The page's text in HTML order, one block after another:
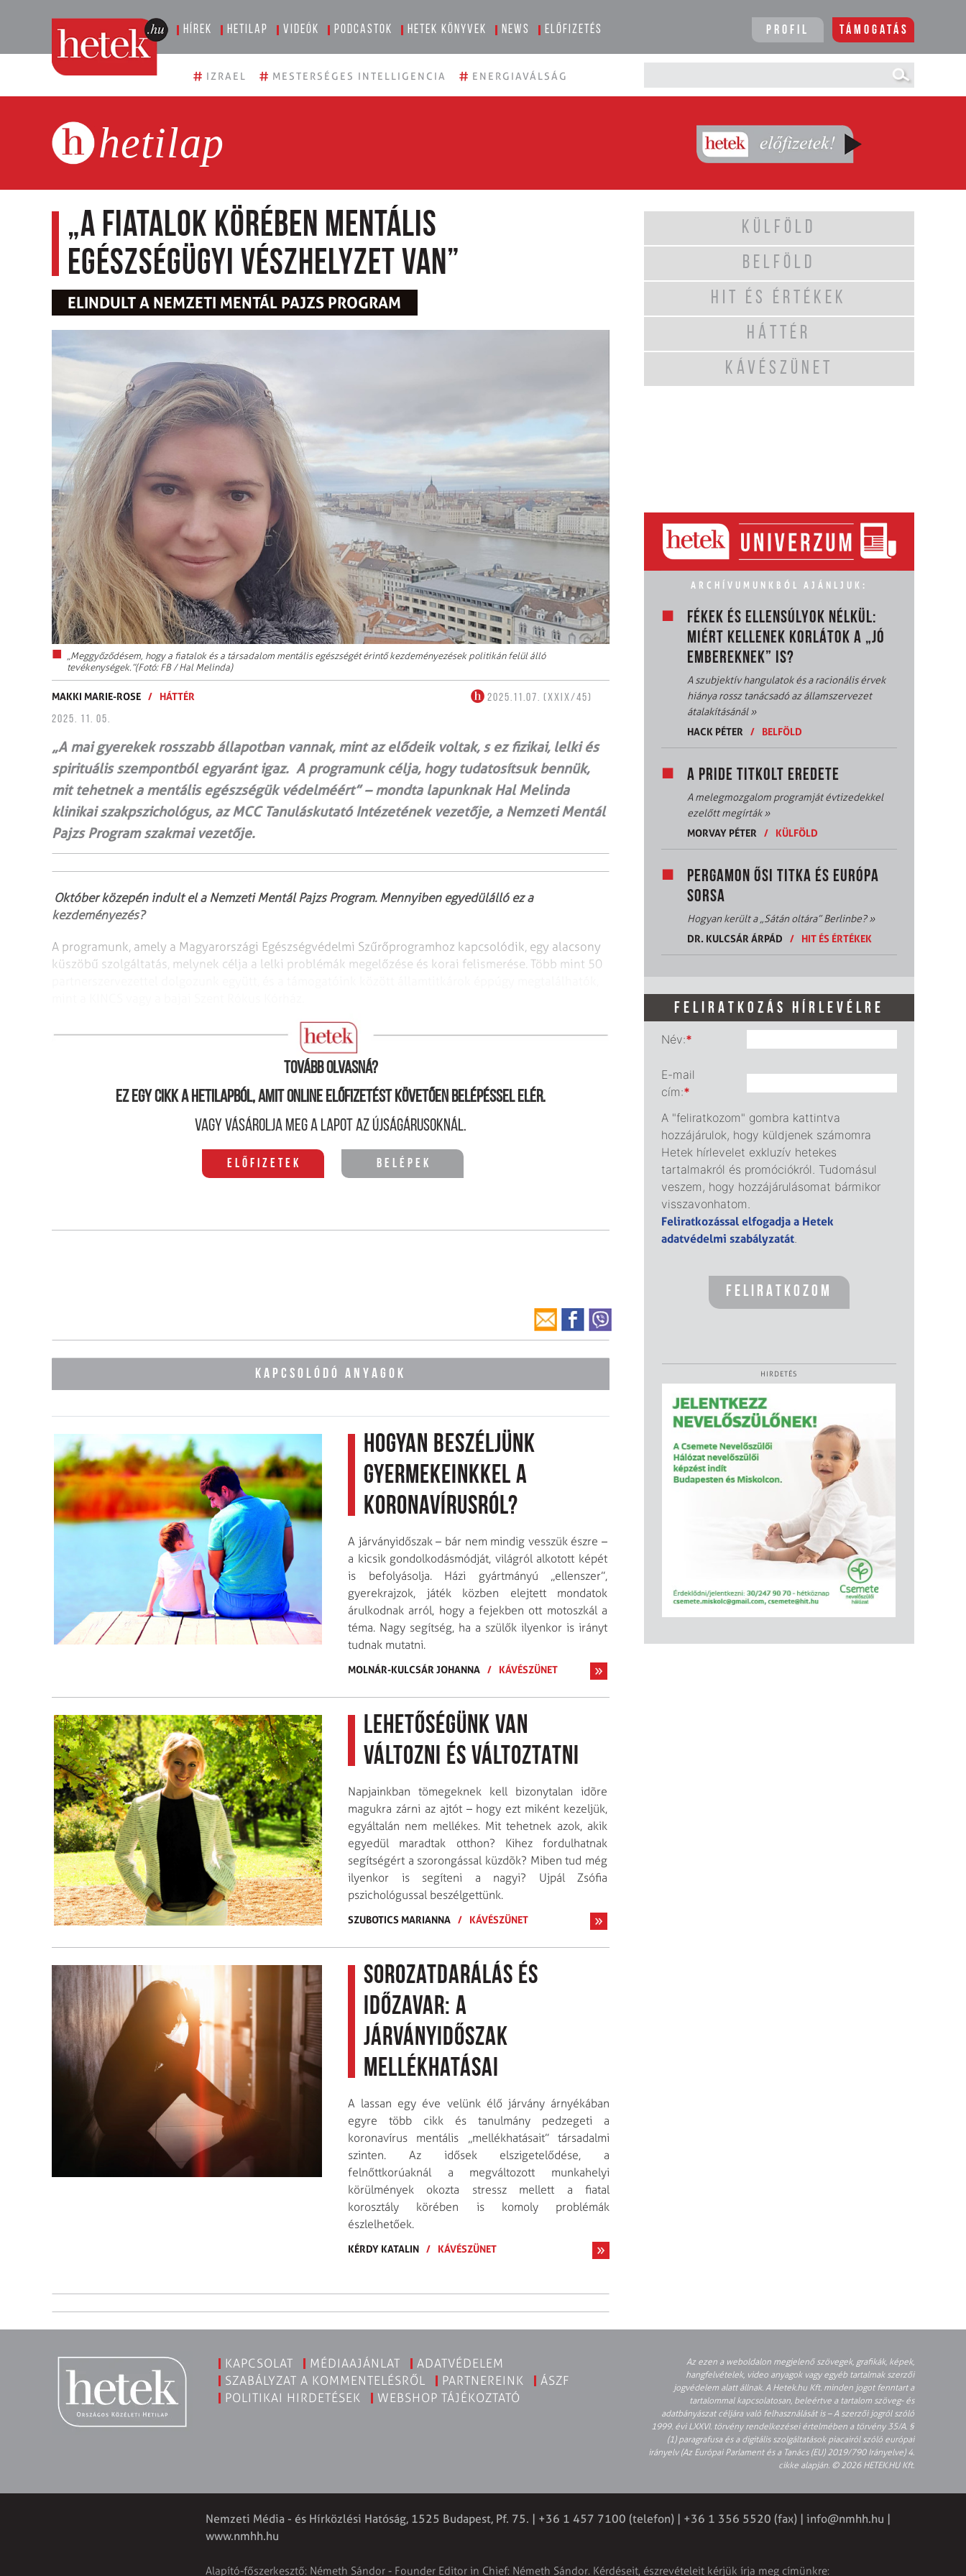
Hírek Hetilap Videók Podcastok Hetek könyvek News Előfizetés Profil Támogatás
# IZRAEL # MESTERSÉGES INTELLIGENCIA # ENERGIAVÁLSÁG
hetilap
„A fiatalok körében mentális
egészségügyi vészhelyzet van”
ELINDULT A NEMZETI MENTÁL PAJZS PROGRAM
„Meggyőződésem, hogy a fiatalok és a társadalom mentális egészségét érintő kezdeményezések politikán felül álló
tevékenységek.”(Fotó: FB / Hal Melinda)
MAKKI MARIE-ROSE / HÁTTÉR
2025.11.07. (XXIX/45)
2025. 11. 05.
„A mai gyerekek rosszabb állapotban vannak, mint az elődeik voltak, s ez fizikai, lelki és
spirituális szempontból egyaránt igaz. A programunk célja, hogy tudatosítsuk bennük,
mit tehetnek a mentális egészségük védelméért” – mondta lapunknak Hal Melinda
klinikai szakpszichológus, az MCC Tanuláskutató Intézetének vezetője, a Nemzeti Mentál
Pajzs Program szakmai vezetője.
Október közepén indult el a Nemzeti Mentál Pajzs Program. Mennyiben egyedülálló ez a
kezdeményezés?
A programunk, amely a Magyarországi Egészségvédelmi Szűrőprogramhoz kapcsolódik, egy alacsony
küszöbű szolgáltatás, melynek célja a lelki problémák megelőzése és korai felismerése. Több mint 50
Kiket céloz meg a program?
Tovább olvasná?
Ez egy cikk a hetilapból, amit online előfizetést követően belépéssel elér.
Vagy vásárolja meg a lapot az újságárusoknál.
Előfizetek Belépek
KAPCSOLÓDÓ ANYAGOK
Hogyan beszéljünk
gyermekeinkkel a
koronavírusról?
A járványidőszak – bár nem mindig vesszük észre –
a kicsik gondolkodásmódját, világról alkotott képét
is befolyásolja. Házi gyártmányú „ellenszer”,
gyerekrajzok, játék közben elejtett mondatok
árulkodnak arról, hogy a fejekben ott motoszkál a
téma. Nagy segítség, ha a szülők ilyenkor is irányt
tudnak mutatni.
MOLNÁR-KULCSÁR JOHANNA / KÁVÉSZÜNET
Lehetőségünk van
változni és változtatni
Napjainkban tömegeknek kell bizonytalan idõre
magukra zárni az ajtót – hogy ezt miként kezeljük,
egyáltalán nem mellékes. Mit tehetnek azok, akik
egyedül maradtak otthon? Kihez fordulhatnak
segítségért a szorongással küzdõk? Miben tud még
ilyenkor is segíteni a nagyi? Ujpál Zsófia
pszichológussal beszélgettünk.
SZUBOTICS MARIANNA / KÁVÉSZÜNET
Sorozatdarálás és
időzavar: a
járványidőszak
mellékhatásai
A lassan egy éve velünk élő járvány árnyékában
egyre több cikk és tanulmány pedzegeti a
koronavírus mentális „mellékhatásait” társadalmi
szinten. Az idősek elszigetelődése, a
felnőttkorúaknál a megváltozott munkahelyi
körülmények okozta stressz mellett a fiatal
korosztály körében is komoly problémák
észlelhetőek.
KÉRDY KATALIN / KÁVÉSZÜNET
KÜLFÖLD
BELFÖLD
HIT ÉS ÉRTÉKEK
HÁTTÉR
KÁVÉSZÜNET
ARCHÍVUMUNKBÓL AJÁNLJUK:
FÉKEK ÉS ELLENSÚLYOK NÉLKÜL:
MIÉRT KELLENEK KORLÁTOK A „JÓ
EMBEREKNEK” IS?
A szubjektív hangulatok és a racionális érvek
hiánya rossz tanácsadó az államszervezet
átalakításánál»
HACK PÉTER
/ BELFÖLD
A PRIDE TITKOLT EREDETE
A melegmozgalom programját évtizedekkel
ezelőtt megírták»
MORVAY PÉTER
/ KÜLFÖLD
PERGAMON ŐSI TITKA ÉS EURÓPA
SORSA
Hogyan került a „Sátán oltára” Berlinbe?»
DR. KULCSÁR ÁRPÁD
/ HIT ÉS ÉRTÉKEK
FELIRATKOZÁS HÍRLEVÉLRE
Név:*
E-mail
cím:*
A "feliratkozom" gombra kattintva
hozzájárulok, hogy küldjenek számomra
Hetek hírlevelet exkluzív hetekes
tartalmakról és promóciókról. Tudomásul
veszem, hogy hozzájárulásomat bármikor
visszavonhatom.
Feliratkozással elfogadja a Hetek
adatvédelmi szabályzatát.
HIRDETÉS
KAPCSOLAT MÉDIAAJÁNLAT
ADATVÉDELEM
SZABÁLYZAT A KOMMENTELÉSRŐL
PARTNEREINK
ÁSZF
POLITIKAI HIRDETÉSEK
WEBSHOP TÁJÉKOZTATÓ
Az ezen a weboldalon megjelenő szövegek, grafikák, képek,
hangfelvételek, video anyagok vagy egyéb tartalmak szerzői
jogvédelem alatt állnak. A Hetek.hu Kft. minden jogot fenntart a
tartalommal kapcsolatosan, beleértve a tartalom szöveg- és
adatbányászat céljára való felhasználását is – A szerzői jogról szóló
1999. évi LXXVI. törvény rendelkezései értelmében a törvény 35/A. §
(1) paragrafusa és a digitális szolgáltatások piacairól szóló európai
irányelv (Az Európai Parlament és a Tanács (EU) 2019/790 Irányelve) 4.
cikke alapján. © 2026 HETEK.HU Kft.
Nemzeti Média - és Hírközlési Hatóság, 1525 Budapest, Pf. 75. | +36 1 457 7100 (telefon) | +36 1 356 5520 (fax) | info@nmhh.hu |
www.nmhh.hu
Alapító-főszerkesztő: Németh Sándor - Founder Editor in Chief: Németh Sándor. Kérdéseit, észrevételeit kérjük írja meg címünkre: